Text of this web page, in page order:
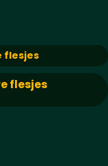
flesjes
flesjes